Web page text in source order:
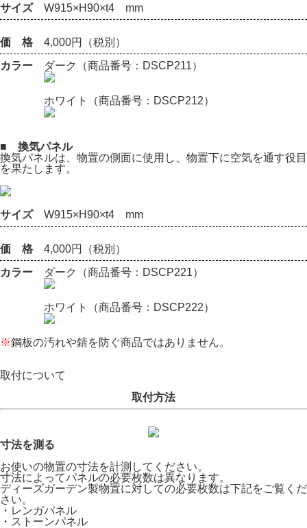
サイズW915×H90×t4 mm
価 格 4,000円（税別）
カラー ダーク（商品番号：DSCP211）
ホワイト（商品番号：DSCP212）
■ 換気パネル
換気パネルは、物置の側面に使用し、物置下に空気を通す役目
を果たします。
サイズW915×H90×t4 mm
価 格 4,000円（税別）
カラー ダーク（商品番号：DSCP221）
ホワイト（商品番号：DSCP222）
※鋼板の汚れや錆を防ぐ商品ではありません。
取付について
取付方法
寸法を測る
お使いの物置の寸法を計測してください。
寸法によってパネルの必要枚数は異なります。
ディーズガーデン製物置に対しての必要枚数は下記をご覧くだ
さい。
・レンガパネル
・ストーンパネル